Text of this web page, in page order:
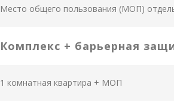
Место общего пользования (МОП)
Комплекс + барьерная
1 комнатная квартира + МОП